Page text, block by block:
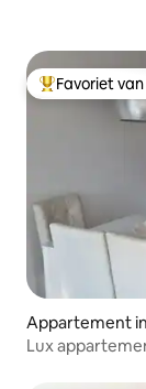
Topfavoriet
Favoriet
Appartement
Lux